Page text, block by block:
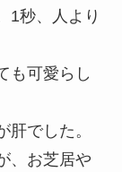
1秒、人より
も可愛らし
でした。
、お芝居や